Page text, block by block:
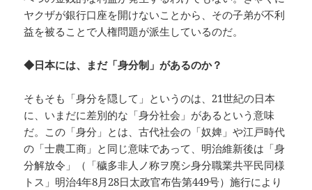
ヤクザが銀行口座を開けないことから、その子弟が不利
益を被ることで人権問題が派生しているのだ。
◆日本には、まだ「身分制」があるのか？
そもそも「身分を隠して」というのは、21世紀の日本
に、いまだに差別的な「身分社会」があるという意味
だ。この「身分」とは、古代社会の「奴婢」や江戸時代
の「士農工商」と同じ意味であって、明治維新後は「身
分解放令」（「穢多非人ノ称ヲ廃シ身分職業共平民同様
トス」明治4年8月28日太政官布告第449号）施行により